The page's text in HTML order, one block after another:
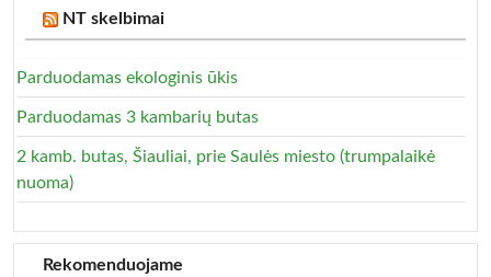
NT skelbimai
Parduodamas ekologinis ūkis
Parduodamas 3 kambarių butas
2 kamb. butas, Šiauliai, prie Saulės miesto (trumpalaikė
nuoma)
Rekomenduojame